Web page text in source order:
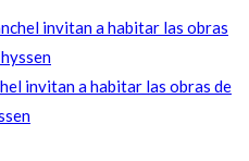
invitan a habitar las obras de